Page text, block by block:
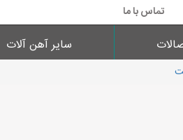
تماس با ما
سایر آهن آلات